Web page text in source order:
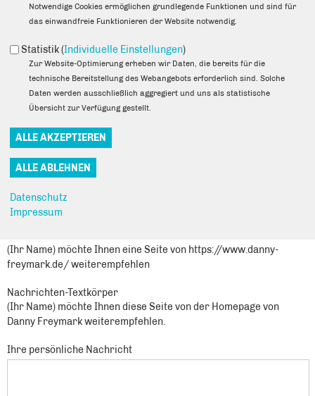
Eigener Name
Senden an*
Sie können mehrere Empfänger mit Komma getrennt eingeben.
Sie leiten den folgenden Inhalt weiter
Die Woche des Abgeordneten - KW 24
(Ihr Name) möchte Ihnen eine Seite von https://www.danny-
freymark.de/ weiterempfehlen
Nachrichten-Textkörper
(Ihr Name) möchte Ihnen diese Seite von der Homepage von
Danny Freymark weiterempfehlen.
Ihre persönliche Nachricht
Notwendige Cookies ermöglichen grundlegende Funktionen und sind für
das einwandfreie Funktionieren der Website notwendig.
Statistik (Individuelle Einstellungen)
Zur Website-Optimierung erheben wir Daten, die bereits für die
technische Bereitstellung des Webangebots erforderlich sind. Solche
Daten werden ausschließlich aggregiert und uns als statistische
Übersicht zur Verfügung gestellt.
Datenschutz
Impressum